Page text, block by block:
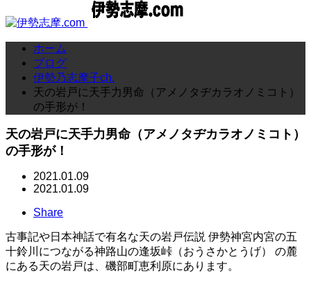
ホーム
ブログ
伊勢乃志摩子ch.
天の岩戸に天手力男命（アメノタヂカラオノミコト）
の手形が！
天の岩戸に天手力男命（アメノタヂカラオノミコト）
の手形が！
2021.01.09
2021.01.09
Share
古事記や日本神話で有名な天の岩戸伝説 伊勢神宮内宮の五
十鈴川につながる神路山の逢坂峠（おうさかとうげ） の麓
にある天の岩戸は、磯部町恵利原にあります。